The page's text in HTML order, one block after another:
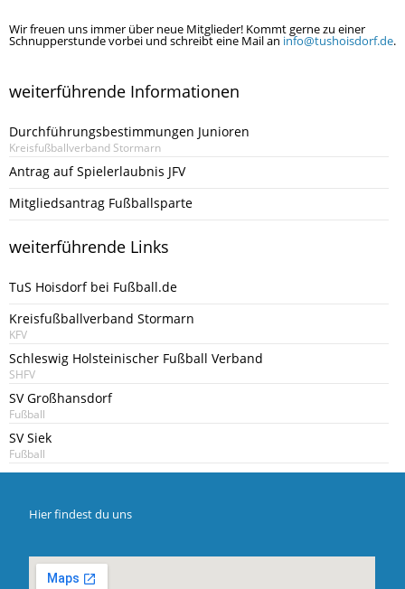
Wir freuen uns immer über neue Mitglieder! Kommt gerne zu einer
Schnupperstunde vorbei und schreibt eine Mail an info@tushoisdorf.de.
weiterführende Informationen
Durchführungsbestimmungen Junioren
Kreisfußballverband Stormarn
Antrag auf Spielerlaubnis JFV
Mitgliedsantrag Fußballsparte
weiterführende Links
TuS Hoisdorf bei Fußball.de
Kreisfußballverband Stormarn
KFV
Schleswig Holsteinischer Fußball Verband
SHFV
SV Großhansdorf
Fußball
SV Siek
Fußball
Hier findest du uns